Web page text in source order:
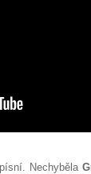
Nechyběla